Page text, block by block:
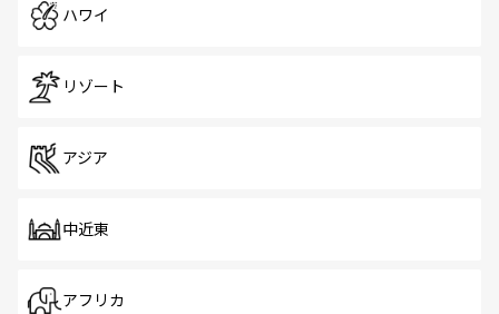
ハワイ
リゾート
アジア
中近東
アフリカ